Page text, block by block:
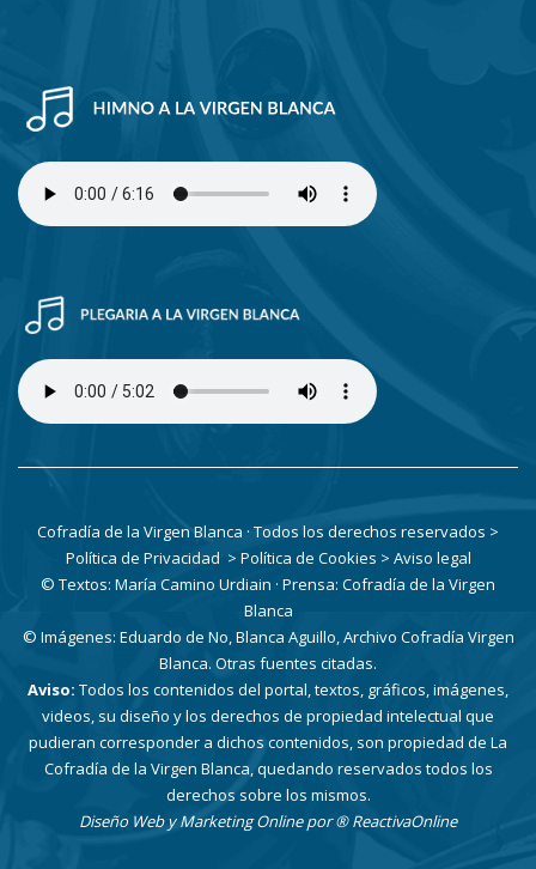
Cofradía de la Virgen Blanca · Todos los derechos reservados >
Política de Privacidad > Política de Cookies > Aviso legal
© Textos: María Camino Urdiain · Prensa: Cofradía de la Virgen
Blanca
© Imágenes: Eduardo de No, Blanca Aguillo, Archivo Cofradía Virgen
Blanca. Otras fuentes citadas.
Aviso: Todos los contenidos del portal, textos, gráficos, imágenes,
videos, su diseño y los derechos de propiedad intelectual que
pudieran corresponder a dichos contenidos, son propiedad de La
Cofradía de la Virgen Blanca, quedando reservados todos los
derechos sobre los mismos.
Diseño Web y Marketing Online por® ReactivaOnline